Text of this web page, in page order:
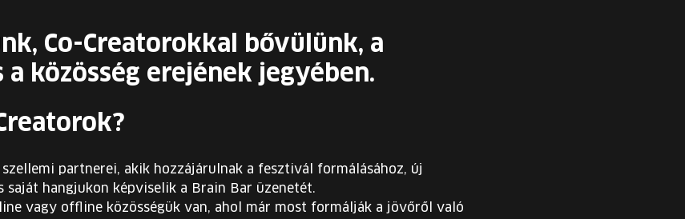
Co-Creatorokkal bővülünk, a
a közösség erejének jegyében.
partnerei, akik hozzájárulnak a fesztivál formálásához, új
saját hangjukon képviselik a Brain Bar üzenetét.
vagy offline közösségük van, ahol már most formálják a jövőről való